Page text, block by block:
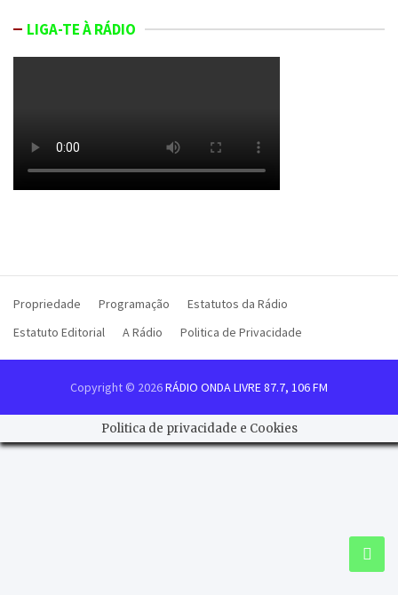
LIGA-TE À RÁDIO
Propriedade Programação
Estatutos da Rádio
Estatuto Editorial
A Rádio Politica de Privacidade
Copyright © 2026RÁDIO ONDA LIVRE 87.7, 106 FM
Politica de privacidade e Cookies